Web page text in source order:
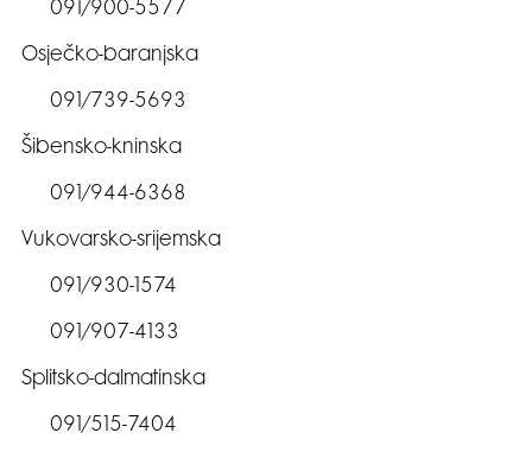
091/900-5577
Osječko-baranjska
091/739-5693
Šibensko-kninska
091/944-6368
Vukovarsko-srijemska
091/930-1574
091/907-4133
Splitsko-dalmatinska
091/515-7404